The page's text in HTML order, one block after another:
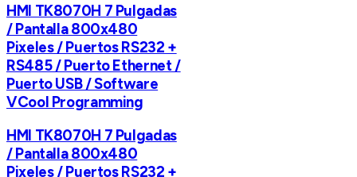
HMI TK8070H 7 Pulgadas
/ Pantalla 800x480
Pixeles / Puertos RS232 +
RS485 / Puerto Ethernet /
Puerto USB / Software
VCool Programming
HMI TK8070H 7 Pulgadas
/ Pantalla 800x480
Pixeles / Puertos RS232 +